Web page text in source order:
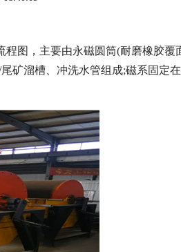
程图 ，主要由永磁圆筒(耐磨橡胶
矿溜槽、冲洗水管组成;磁系固定